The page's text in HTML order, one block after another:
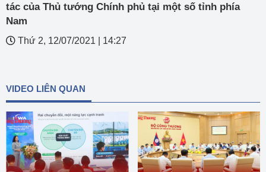
tác của Thủ tướng Chính phủ tại một số tỉnh phía
Nam
Thứ 2, 12/07/2021 14:27
VIDEO LIÊN QUAN